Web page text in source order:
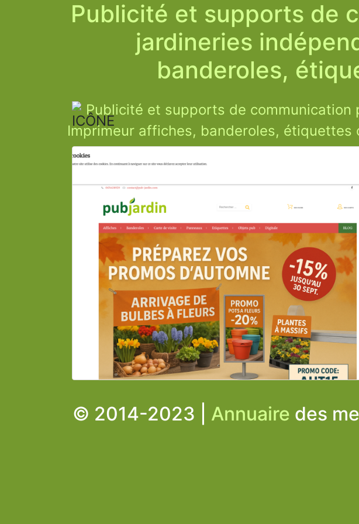
Publicité et supports de
jardineries
banderoles,
Publicité et supports de
Imprimeur affiches, banderoles, étiquettes
© 2014-2023 | Annuaire des